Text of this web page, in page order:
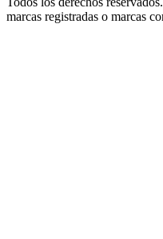
marcas registradas o marcas